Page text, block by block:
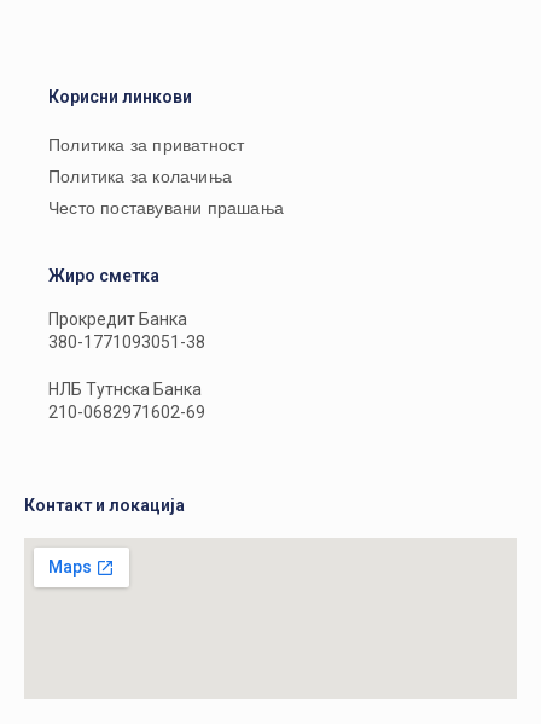
Корисни линкови
Политика за приватност
Политика за колачиња
Често поставувани прашања
Жиро сметка
Прокредит Банка
380-1771093051-38
НЛБ Тутнска Банка
210-0682971602-69
Контакт и локација